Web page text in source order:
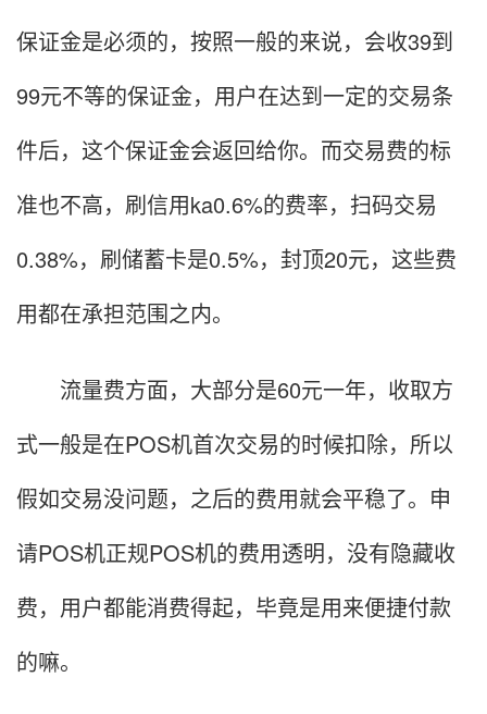
保证金是必须的，按照一般的来说，会收39到
99元不等的保证金，用户在达到一定的交易条
件后，这个保证金会返回给你。而交易费的标
准也不高，刷信用ka0.6%的费率，扫码交易
0.38%，刷储蓄卡是0.5%，封顶20元，这些费
用都在承担范围之内。
流量费方面，大部分是60元一年，收取方
式一般是在POS机首次交易的时候扣除，所以
假如交易没问题，之后的费用就会平稳了。申
请POS机正规POS机的费用透明，没有隐藏收
费，用户都能消费得起，毕竟是用来便捷付款
的嘛。